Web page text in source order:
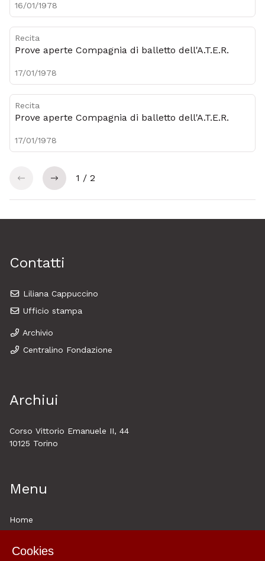
16/01/1978
Recita
Prove aperte Compagnia di balletto dell'A.T.E.R.
17/01/1978
Recita
Prove aperte Compagnia di balletto dell'A.T.E.R.
17/01/1978
precedenteprecedente
1 / 2
Contatti
Liliana Cappuccino
Ufficio stampa
Archivio
Centralino Fondazione
Archiui
Corso Vittorio Emanuele II, 44
10125 Torino
Menu
Home
Esplora
Cookies